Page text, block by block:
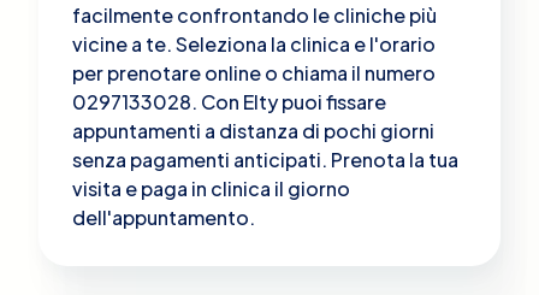
facilmente confrontando le cliniche più
vicine a te. Seleziona la clinica e l'orario
per prenotare online o chiama il numero
0297133028. Con Elty puoi fissare
appuntamenti a distanza di pochi giorni
senza pagamenti anticipati. Prenota la tua
visita e paga in clinica il giorno
dell'appuntamento.